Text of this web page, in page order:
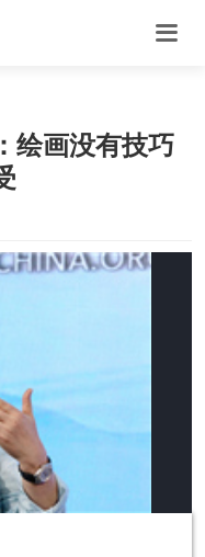
绘画没有技巧
Picture-
in-
Picture